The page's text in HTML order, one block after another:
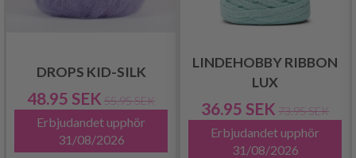
DROPS KID-SILK
48.95 SEK 55.95 SEK
Erbjudandet upphör
31/08/2026
LINDEHOBBY RIBBON
LUX
36.95 SEK 73.95 SEK
Erbjudandet upphör
31/08/2026